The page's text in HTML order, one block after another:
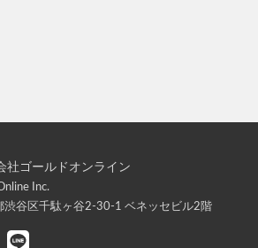
社ゴールドオンライン
Inc.
渋谷区千駄ヶ谷2-30-1 ベネッセビル2階